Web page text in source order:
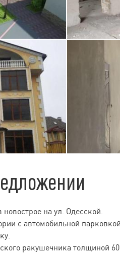
на ул. Одесской.
с автомобильной
ракушечника толщиной